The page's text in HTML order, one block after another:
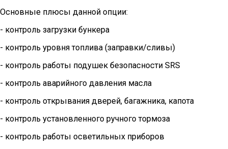
Основные плюсы данной опции:
- контроль загрузки бункера
- контроль уровня топлива (заправки/сливы)
- контроль работы подушек безопасности SRS
- контроль аварийного давления масла
- контроль открывания дверей, багажника, капота
- контроль установленного ручного тормоза
- контроль работы осветильных приборов